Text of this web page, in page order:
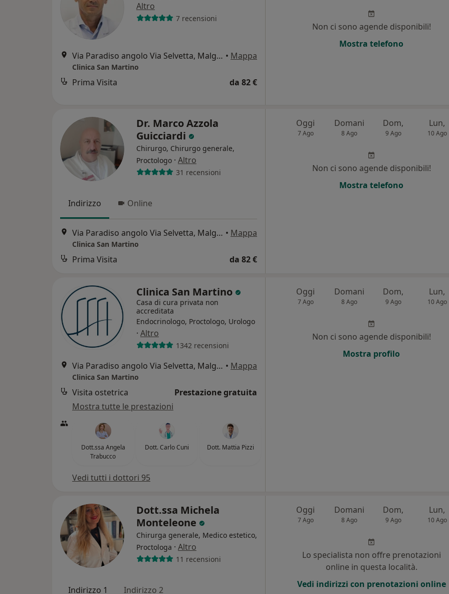
Altro
7 recensioni
Via Paradiso angolo Via Selvetta, Malgrate • Mappa
Clinica San Martino
Prima Visita da 82 €
Non ci sono agende disponibili!
Mostra telefono
Dr. Marco Azzola
Guicciardi
Chirurgo, Chirurgo generale,
Proctologo · Altro
31 recensioni
Indirizzo Online
Via Paradiso angolo Via Selvetta, Malgrate • Mappa
Clinica San Martino
Prima Visita da 82 €
Oggi
7 Ago
Domani
8 Ago
Dom,
9 Ago
Lun,
10 Ago
Non ci sono agende disponibili!
Mostra telefono
Clinica San Martino
Casa di cura privata non
accreditata
Endocrinologo, Proctologo, Urologo
· Altro
1342 recensioni
Via Paradiso angolo Via Selvetta, Malgrate • Mappa
Clinica San Martino
Visita ostetrica
Prestazione gratuita
Mostra tutte le prestazioni
Dott.ssa Angela
Trabucco
Dott. Carlo Cuni Dott. Mattia Pizzi
Vedi tutti i dottori 95
Oggi
7 Ago
Domani
8 Ago
Dom,
9 Ago
Lun,
10 Ago
Non ci sono agende disponibili!
Mostra profilo
Dott.ssa Michela
Monteleone
Chirurga generale, Medico estetico,
Proctologa · Altro
11 recensioni
Indirizzo 1 Indirizzo 2
Oggi
7 Ago
Domani
8 Ago
Dom,
9 Ago
Lun,
10 Ago
Lo specialista non offre prenotazioni
online in questa località.
Vedi indirizzi con prenotazioni online